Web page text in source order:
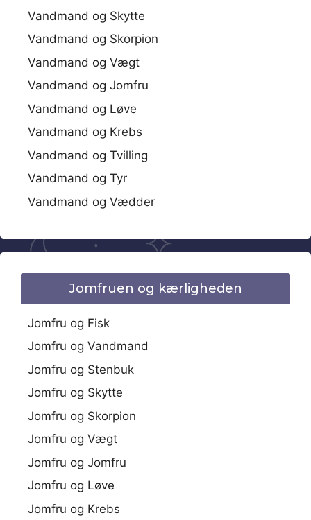
Vandmand og Skytte
Vandmand og Skorpion
Vandmand og Vægt
Vandmand og Jomfru
Vandmand og Løve
Vandmand og Krebs
Vandmand og Tvilling
Vandmand og Tyr
Vandmand og Vædder
Jomfruen og kærligheden
Jomfru og Fisk
Jomfru og Vandmand
Jomfru og Stenbuk
Jomfru og Skytte
Jomfru og Skorpion
Jomfru og Vægt
Jomfru og Jomfru
Jomfru og Løve
Jomfru og Krebs